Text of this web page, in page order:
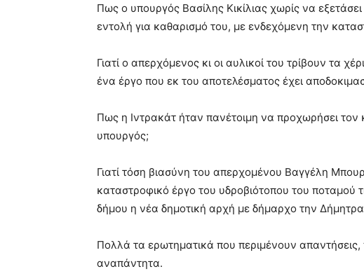
Πως ο υπουργός Βασίλης Κικίλιας χωρίς να
εντολή για καθαρισμό του, με ενδεχόμενη την
Γιατί ο απερχόμενος κι οι αυλικοί του τρίβουν τα
ένα έργο που εκ του αποτελέσματος έχει
Πως η Ιντρακάτ ήταν πανέτοιμη να προχωρήσει
υπουργός;
Γιατί τόση βιασύνη του απερχομένου Βαγγέλη
καταστροφικό έργο του υδροβιότοπου του ποταμού
δήμου η νέα δημοτική αρχή με δήμαρχο την
Πολλά τα ερωτηματικά που περιμένουν
αναπάντητα.